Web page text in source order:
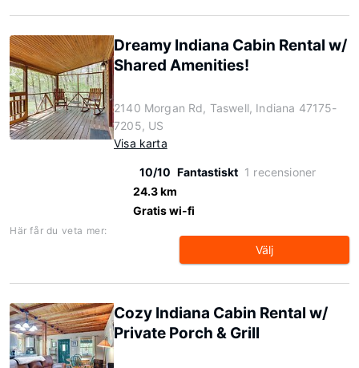
Dreamy Indiana Cabin Rental w/
Shared Amenities!
2140 Morgan Rd, Taswell, Indiana 47175-
7205, US
Visa karta
10/10 Fantastiskt 1 recensioner
24.3 km
Gratis wi-fi
Här får du veta mer:
Välj
Cozy Indiana Cabin Rental w/
Private Porch & Grill